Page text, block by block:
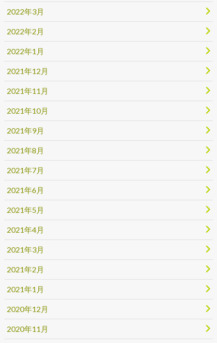
2022年3月
2022年2月
2022年1月
2021年12月
2021年11月
2021年10月
2021年9月
2021年8月
2021年7月
2021年6月
2021年5月
2021年4月
2021年3月
2021年2月
2021年1月
2020年12月
2020年11月